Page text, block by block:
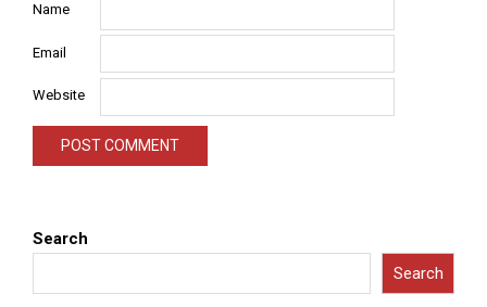
Name
Email
Website
Search
Search